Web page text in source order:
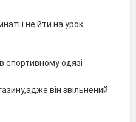
і не йти на урок
спортивному одязі
він звільнений